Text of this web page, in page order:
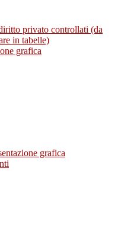
privato controllati (da
in tabelle)
grafica
grafica